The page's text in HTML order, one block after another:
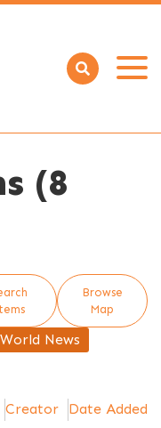
Open
(8
Browse
Map
News
Creator Date Added